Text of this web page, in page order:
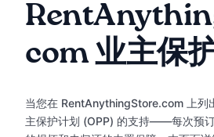
com 业主保
当您在 RentAnythingStore.com 上列
主保护计划 (OPP) 的支持——每次预